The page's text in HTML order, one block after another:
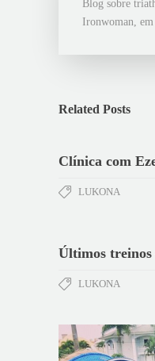
Blog sobre
Ironwoman, em
Related Posts
Clínica com
LUKONA
Últimos treinos
LUKONA